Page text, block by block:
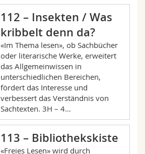
112 – Insekten / Was
kribbelt denn da?
«Im Thema lesen», ob Sachbücher
oder literarische Werke, erweitert
das Allgemeinwissen in
unterschiedlichen Bereichen,
fördert das Interesse und
verbessert das Verständnis von
Sachtexten. 3H – 4…
113 – Bibliothekskiste
«Freies Lesen» wird durch